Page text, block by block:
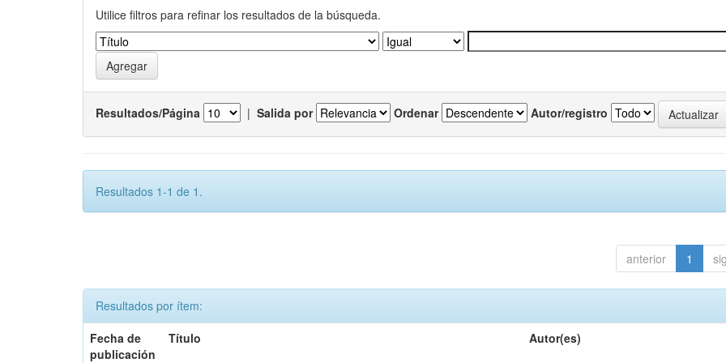
Utilice filtros para refinar los resultados de la búsqueda.
Resultados/Página | Salida por Ordenar Autor/registro
Resultados 1-1 de 1.
anterior 1
Resultados por ítem:
Fecha de
publicación
Título Autor(es)